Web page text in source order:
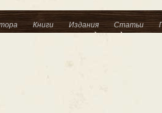
Книги Издания Статьи